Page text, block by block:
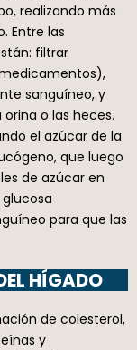
realizando más
Entre las
filtrar
sanguíneo, y
o las heces.
el azúcar de la
que luego
de azúcar en
para que las
HÍGADO
de colesterol,
y